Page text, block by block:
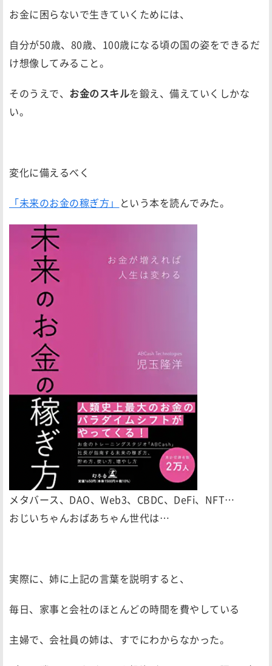
お金に困らないで生きていくためには、
自分が50歳、80歳、100歳になる頃の国の姿をできるだ
け想像してみること。
そのうえで、 お金のスキルを鍛え、備えていくしかな
い。
変化に備えるべく
「未来のお金の稼ぎ方」 という本を読んでみた。
メタバース、DAO、Web3、CBDC、DeFi、NFT…
おじいちゃんおばあちゃん世代は…
実際に、姉に上記の言葉を説明すると、
毎日、家事と会社のほとんどの時間を費やしている
主婦で、会社員の姉は、すでにわからなかった。